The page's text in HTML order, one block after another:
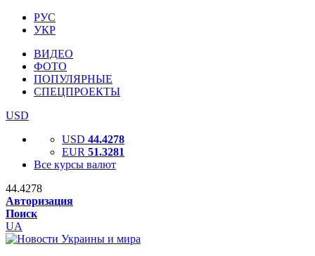
РУС
УКР
ВИДЕО
ФОТО
ПОПУЛЯРНЫЕ
СПЕЦПРОЕКТЫ
USD
USD 44.4278
EUR 51.3281
Все курсы валют
44.4278
Авторизация
Поиск
UA